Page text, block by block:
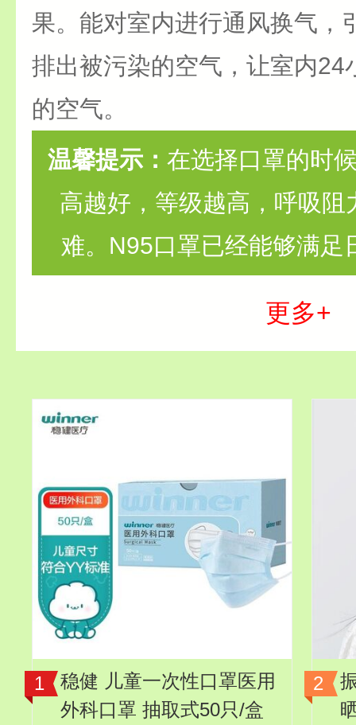
果。能对室内进行通风换气，
排出被污染的空气，让室内24
的空气。
温馨提示： 在选择口罩的时
高越好，等级越高，呼吸阻
难。N95口罩已经能够满足
更多+
稳健 儿童一次性口罩医用
外科口罩 抽取式50只/盒